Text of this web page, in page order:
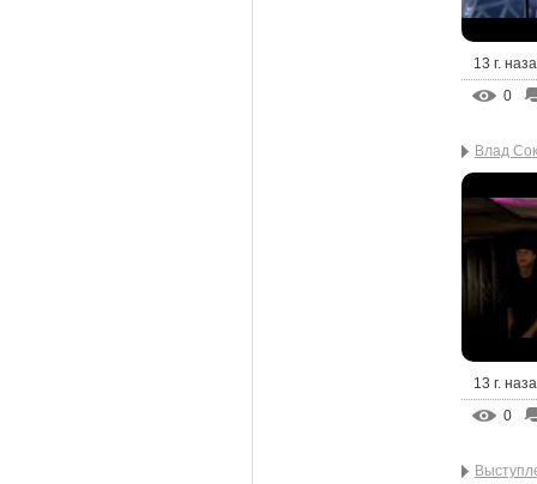
13 г.
0
Влад
13 г.
0